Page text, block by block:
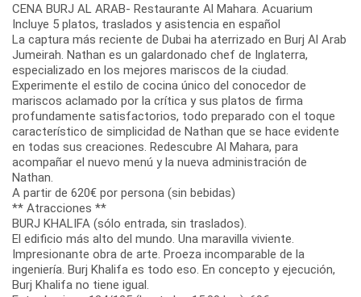
CENA BURJ AL ARAB- Restaurante Al Mahara. Acuarium
Incluye 5 platos, traslados y asistencia en español
La captura más reciente de Dubai ha aterrizado en Burj Al Arab
Jumeirah. Nathan es un galardonado chef de Inglaterra,
especializado en los mejores mariscos de la ciudad.
Experimente el estilo de cocina único del conocedor de
mariscos aclamado por la crítica y sus platos de firma
profundamente satisfactorios, todo preparado con el toque
característico de simplicidad de Nathan que se hace evidente
en todas sus creaciones. Redescubre Al Mahara, para
acompañar el nuevo menú y la nueva administración de
Nathan.
A partir de 620€ por persona (sin bebidas)
** Atracciones **
BURJ KHALIFA (sólo entrada, sin traslados).
El edificio más alto del mundo. Una maravilla viviente.
Impresionante obra de arte. Proeza incomparable de la
ingeniería. Burj Khalifa es todo eso. En concepto y ejecución,
Burj Khalifa no tiene igual.